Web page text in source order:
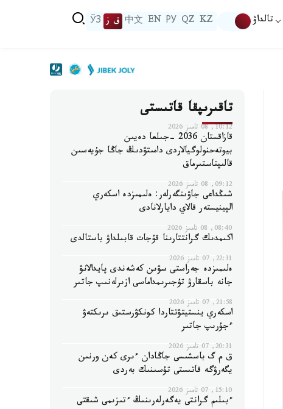
تالداۋ KZ
QZ
РУ
EN
中文 ق ز ЎЗ
تاقىرىپقا قاتىستى
10:12, 08 تامىز 2026
قازاقستان 2036 -جىلعا دەيىن
بيوتەحنولوگيالاردى دامىتۋدىڭ جاڭا جۇيەسىن
قالىپتاستىرماق
09:12, 08 تامىز 2026
شىڭداعى جاۋىنگەرلەر: ەلىمىزدە اسكەري
الپينيستەر قالاي دايارلانادى
08:40, 08 تامىز 2026
اكىمدىك گرانتتارىنا قۇجات قابىلداۋ باستالدى
22:31, 07 تامىز 2026
ەلىمىزدە جەراستى سۋىن كەشەندى پايدالانۋ
جانە باسقارۋ تۇجىرىمداماسى ازىرلەنىپ جاتىر
21:58, 07 تامىز 2026
اسكەري ينستيتۋتتاردا كونكۋرستىق ىرىكتەۋ
ءجۇرىپ جاتىر
20:31, 07 تامىز 2026
ق م گ باسشىسى جاڭادان ءىرى كەن ورنىن
يگەرۋگە قاتىستى تۇسىنىك بەردى
15:10, 07 تامىز 2026
ءبىلىم گرانتى يەگەرلەرىنىڭ ءتىزىمى شىقتى